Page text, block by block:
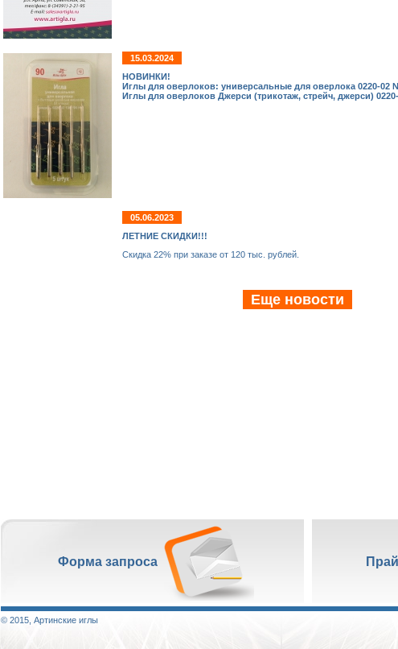
15.03.2024
НОВИНКИ!
Иглы для оверлоков: универсальные для оверлока 0220-02
Иглы для оверлоков Джерси (трикотаж, стрейч, джерси)
05.06.2023
ЛЕТНИЕ СКИДКИ!!!
Скидка 22% при заказе от 120 тыс. рублей.
Еще новости
Форма запроса
© 2015, Артинские иглы